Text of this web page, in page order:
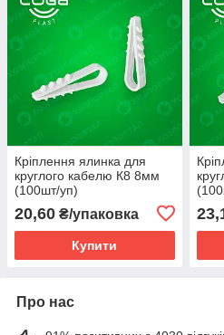
Кріплення ялинка для
круглого кабелю К8 8мм
(100шт/уп)
20,60 ₴/упаковка
Купити
Про нас